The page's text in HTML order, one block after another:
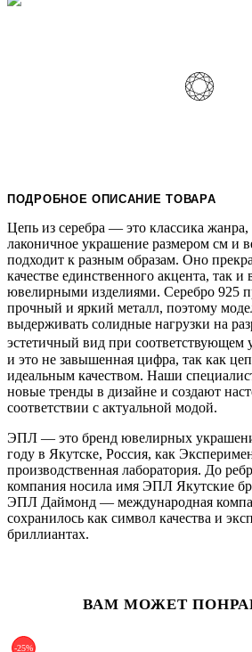
ПОДРОБНОЕ ОПИСАНИЕ ТОВАРА
Цепь из серебра — это классика
лаконичное украшение размером см и
подходит к разным образам. Оно
качестве единственного акцента, так
ювелирными изделиями. Серебро 925
прочный и яркий металл, поэтому
выдерживать солидные нагрузки на
эстетичный вид при
и это не завышенная цифра, так как
идеальным качеством. Наши
новые тренды в дизайне и создают
соответствии с актуальной модой.
ЭПЛ — это бренд ювелирных
году в Якутске, Россия, как
производственная лаборатория. До
компания носила имя ЭПЛ Якутские
ЭПЛ Даймонд — международная
сохранилось как символ качества и
бриллиантах.
ВАМ МОЖЕТ
-25%